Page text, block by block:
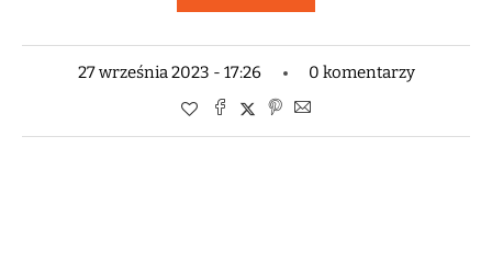
27 września 2023 - 17:26 0 komentarzy